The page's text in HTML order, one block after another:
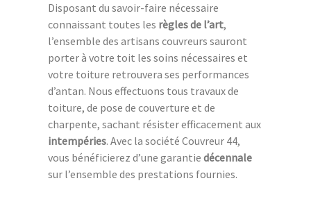
Disposant du savoir-faire nécessaire
connaissant toutes les règles de l’art,
l’ensemble des artisans couvreurs sauront
porter à votre toit les soins nécessaires et
votre toiture retrouvera ses performances
d’antan. Nous effectuons tous travaux de
toiture, de pose de couverture et de
charpente, sachant résister efficacement aux
intempéries. Avec la société Couvreur 44,
vous bénéficierez d’une garantie décennale
sur l’ensemble des prestations fournies.